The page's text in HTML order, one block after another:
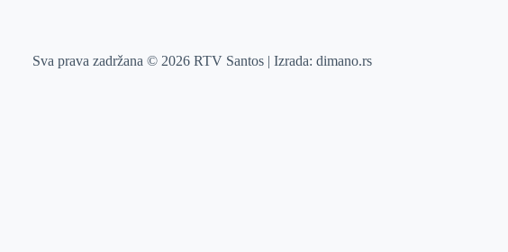
Sva prava zadržana © 2026 RTV Santos | Izrada:dimano.rs